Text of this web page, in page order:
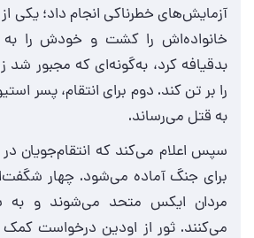
آزمایش‌های خطرناکی انجام داد؛ یکی
خانواده‌اش را کشت و خودش را
بدقیافه کرد، به‌گونه‌ای که مجبور
را بر تن کند. دوم برای انتقام، پسر
به قتل می‌رساند.
سپس اعلام می‌کند که انتقام‌جویان در
برای جنگ آماده می‌شود. چهار
مردان ایکس متحد می‌شوند و به
می‌کنند. ثور از اودین درخواست کمک